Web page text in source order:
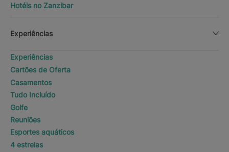
Hotéis no Zanzibar
Experiências
Experiências
Cartões de Oferta
Casamentos
Tudo Incluído
Golfe
Reuniões
Esportes aquáticos
4 estrelas